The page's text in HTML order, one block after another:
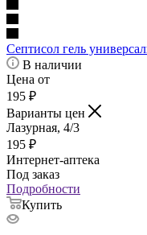
Септисол гель
В наличии
Цена от
195 ₽
Варианты цен
Лазурная, 4/3
195 ₽
Интернет-аптека
Под заказ
Подробности
Купить